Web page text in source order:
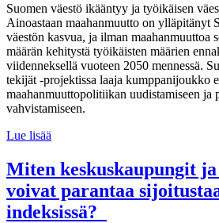
Suomen väestö ikääntyy ja työikäisen
Ainoastaan maahanmuutto on ylläpitänyt
väestön kasvua, ja ilman maahanmuuttoa
määrän kehitystä työikäisten määrien
viidenneksellä vuoteen 2050 mennessä.
tekijät -projektissa laaja kumppanijoukko
maahanmuuttopolitiikan uudistamiseen ja
vahvistamiseen.
Lue lisää
tekijät haluaa
uudistaa
maahanmuuttopolitiikkaa
Miten keskuskaupungit
voivat parantaa
indeksissä?